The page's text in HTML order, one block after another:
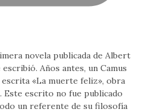
novela publicada de Albert
Años antes, un Camus
«La muerte feliz», obra
Este escrito no fue publicado
un referente de su filosofía